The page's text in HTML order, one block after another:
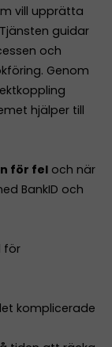
vill upprätta
guidar
och
Genom
hjälper till
för fel och när
BankID och
för
komplicerade